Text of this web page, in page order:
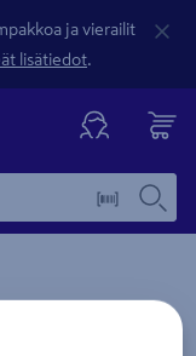
ja vierailit
lisätiedot.
kuvaus -